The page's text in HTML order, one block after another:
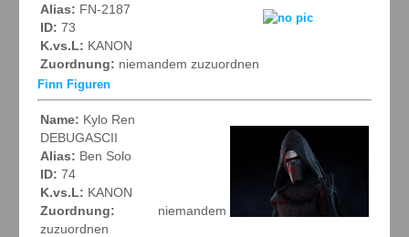
Alias: FN-2187
ID: 73
K.vs.L: KANON
Zuordnung: niemandem zuzuordnen
Finn Figuren
Name: Kylo Ren
DEBUGASCII
Alias: Ben Solo
ID: 74
K.vs.L: KANON
Zuordnung: niemandem
zuzuordnen